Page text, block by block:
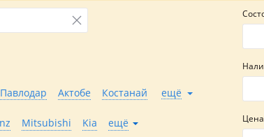
Павлодар Актобе Костанай ещё
Mitsubishi Kia ещё Цена